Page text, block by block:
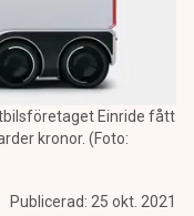
Einride fått
kronor. (Foto:
Publicerad: 25 okt. 2021